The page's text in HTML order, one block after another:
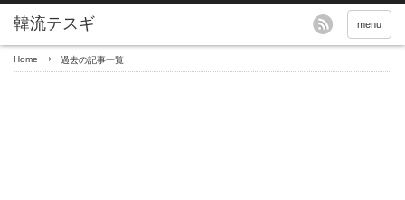
menu
Home 過去の記事一覧